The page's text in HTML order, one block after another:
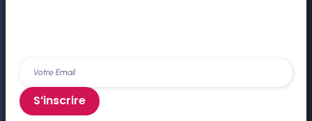
S’inscrire